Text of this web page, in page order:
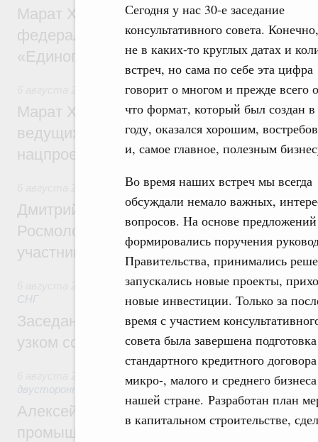
Сегодня у нас 30-е заседание
консультативного совета.
не в каких-то круглых датах и
встреч, но сама по себе эта цифра
говорит о многом и прежде всего
что формат, который был создан
году, оказался хорошим,
и, самое главное, полезным
Во время наших встреч мы всегда
обсуждали немало важных,
вопросов. На основе
формировались поручения
Правительства, принимались
запускались новые проекты,
новые инвестиции. Только за
время с участием
совета была завершена подготовка
стандартного кредитного
микро-, малого и среднего
нашей стране. Разработан план
в капитальном строительстве,
Марат Хуснуллин: Более 130
федерального значения построено под
«Единого заказчика»
Национальный проект «Инфраструктура
Марат Хуснуллин: Порядка 200
ведущих к спортивным объектам,
нацпроекту «Инфраструктура для
Молодёжная политика
Дмитрий Чернышенко, Сергей Кравцов и
Росмолодёжи Григорий Гуров
участников проекта «Кольцо открытий»
Евразийский экономический союз.
СНГ
Заседание Евразийского
узком составе
Экономические отношения с
двусторонней основе
Алексей Оверчук провёл рабочую
промышленности, недропользования и